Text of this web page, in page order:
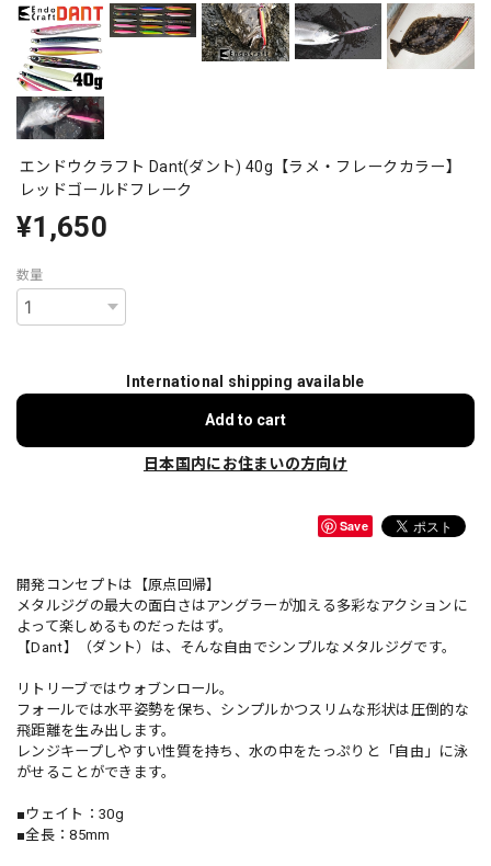
エンドウクラフト Dant(ダント) 40g【ラメ・フレークカラー】
レッドゴールドフレーク
¥1,650
数量
International shipping available
Add to cart
日本国内にお住まいの方向け
Save
開発コンセプトは【原点回帰】
メタルジグの最大の面白さはアングラーが加える多彩なアクションに
よって楽しめるものだったはず。
【Dant】（ダント）は、そんな自由でシンプルなメタルジグです。
リトリーブではウォブンロール。
フォールでは水平姿勢を保ち、シンプルかつスリムな形状は圧倒的な
飛距離を生み出します。
レンジキープしやすい性質を持ち、水の中をたっぷりと「自由」に泳
がせることができます。
■ウェイト：30g
■全長：85mm